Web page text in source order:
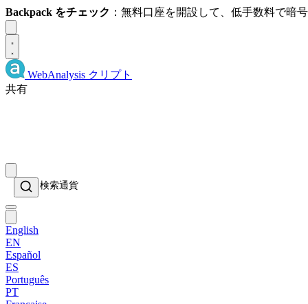
Backpack をチェック ：無料口座を開設して、低手数料で暗
WebAnalysis クリプト
共有
English
EN
Español
ES
Português
PT